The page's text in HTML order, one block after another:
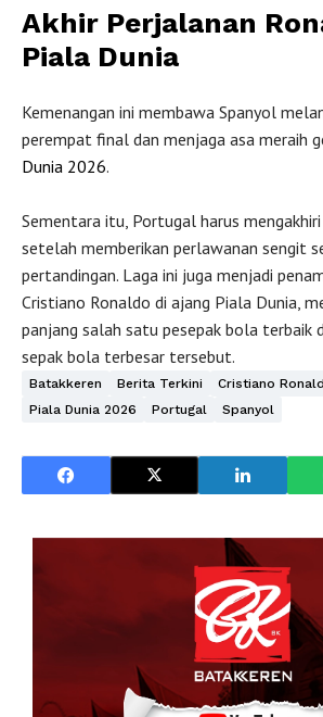
Akhir Perjalanan
Piala Dunia
Kemenangan ini membawa Spanyol
perempat final dan menjaga asa meraih
Dunia 2026.
Sementara itu, Portugal harus
setelah memberikan perlawanan sengit
pertandingan. Laga ini juga menjadi
Cristiano Ronaldo di ajang Piala Dunia,
panjang salah satu pesepak bola terbaik
sepak bola terbesar tersebut.
Batakkeren Berita Terkini Cristiano
Piala Dunia 2026
Portugal Spanyol